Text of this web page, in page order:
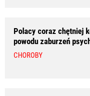
Polacy coraz chętniej
powodu zaburzeń
CHOROBY